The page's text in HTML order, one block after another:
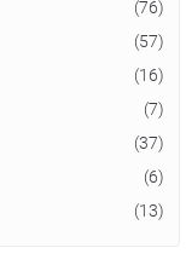
(76)
(57)
(16)
(7)
(37)
(6)
(13)